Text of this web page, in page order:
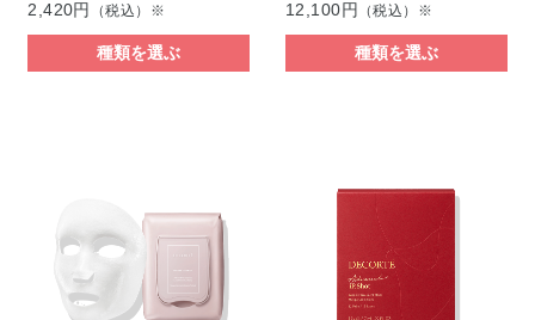
2,420円
（税込）※
種類を選ぶ
12,100円
（税込）※
種類を選ぶ